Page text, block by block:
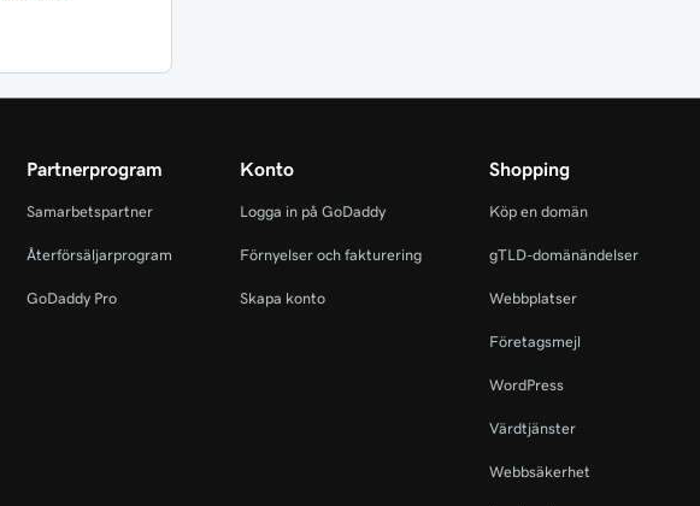
Partnerprogram
Samarbetspartner
Återförsäljarprogram
GoDaddy Pro
Konto
Logga in på GoDaddy
Förnyelser och fakturering
Skapa konto
Shopping
Köp en domän
gTLD-domänändelser
Webbplatser
Företagsmejl
WordPress
Värdtjänster
Webbsäkerhet